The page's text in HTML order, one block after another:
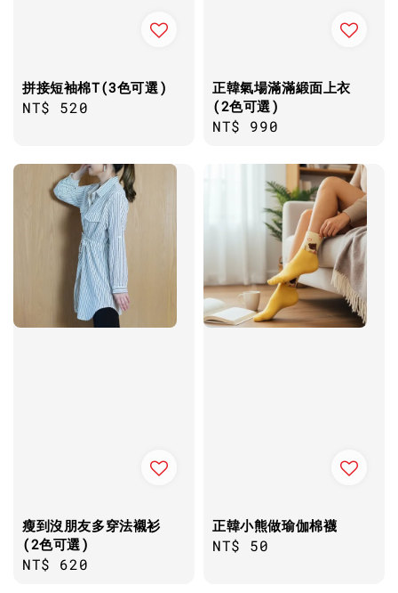
拼接短袖棉T(3色可選)
Regular
NT$ 520
正韓氣場滿滿緞面上衣
(2色可選)
Regular
NT$ 990
瘦到沒朋友多穿法襯衫
(2色可選)
Regular
NT$ 620
正韓小熊做瑜伽棉襪
Regular
NT$ 50